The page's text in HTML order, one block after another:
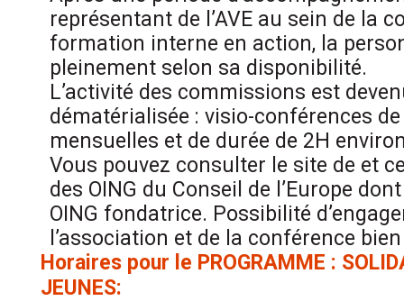
représentant de l’AVE au sein de la
formation interne en action, la
pleinement selon sa disponibilité.
L’activité des commissions est
dématérialisée : visio-conférences
mensuelles et de durée de 2H
Vous pouvez consulter le site de et
des OING du Conseil de l’Europe
OING fondatrice. Possibilité
l’association et de la conférence
Horaires pour le PROGRAMME :
JEUNES: